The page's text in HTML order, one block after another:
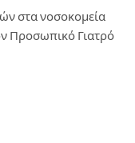
στα νοσοκομεία
Προσωπικό Γιατρό